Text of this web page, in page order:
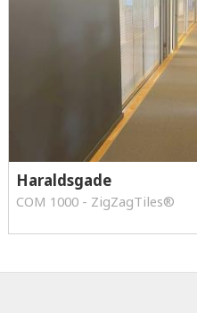
Haraldsgade
COM 1000 - ZigZagTiles®